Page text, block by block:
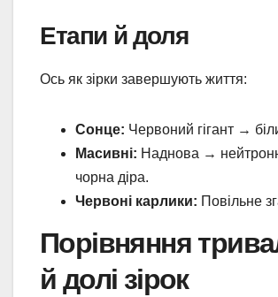
Етапи й доля
Ось як зірки завершують життя:
Сонце: Червоний гігант →
Масивні: Наднова →
чорна діра.
Червоні карлики: Повільне
Порівняння
й долі зірок